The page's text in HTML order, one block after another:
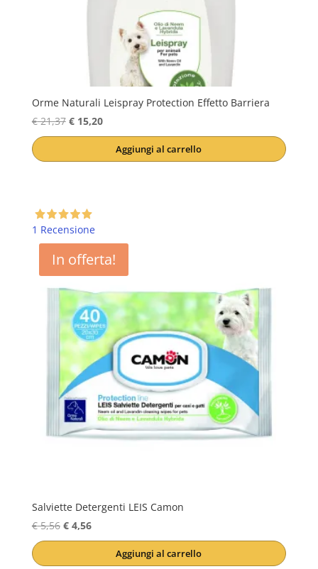
Orme Naturali Leispray Protection Effetto Barriera
€21,37 Il
prezzo
€15,20Il
prezzo
attuale
Aggiungi al carrello
1 Recensione
In offerta!
Salviette Detergenti LEIS Camon
€5,56 Il
prezzo
€4,56Il
prezzo
attualeAggiungi al carrello